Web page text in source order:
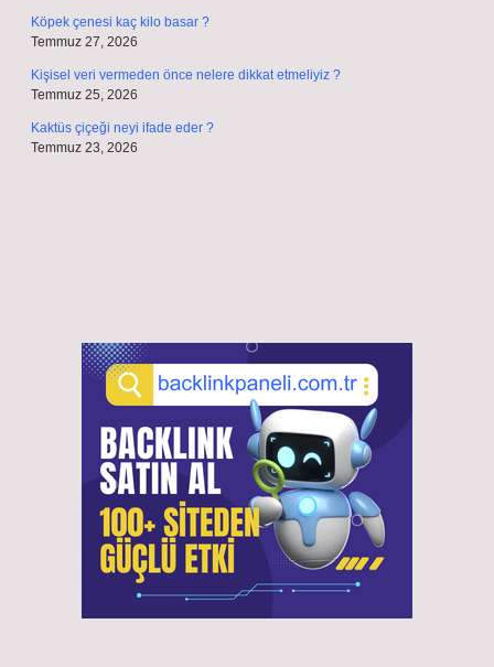
Köpek çenesi kaç kilo basar ?
Temmuz 27, 2026
Kişisel veri vermeden önce nelere dikkat etmeliyiz ?
Temmuz 25, 2026
Kaktüs çiçeği neyi ifade eder ?
Temmuz 23, 2026